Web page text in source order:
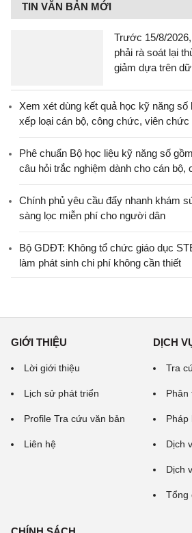
TIN VĂN BẢN MỚI
Trước 15/8/
phải rà soát lại
giảm dựa trên
Xem xét dùng kết quả học kỹ năng số
xếp loại cán bộ, công chức, viên chức
Phê chuẩn Bộ học liệu kỹ năng số
câu hỏi trắc nghiệm dành cho cán
Chính phủ yêu cầu đẩy nhanh khám
sàng lọc miễn phí cho người dân
Bộ GDĐT: Không tổ chức giáo dục
làm phát sinh chi phí không cần thiết
GIỚI THIỆU
Lời giới thiệu
Lịch sử phát triển
Profile Tra cứu văn bản
Liên hệ
DỊCH
Tra
Phân
Pháp
Dịch
Dịch
Tổng